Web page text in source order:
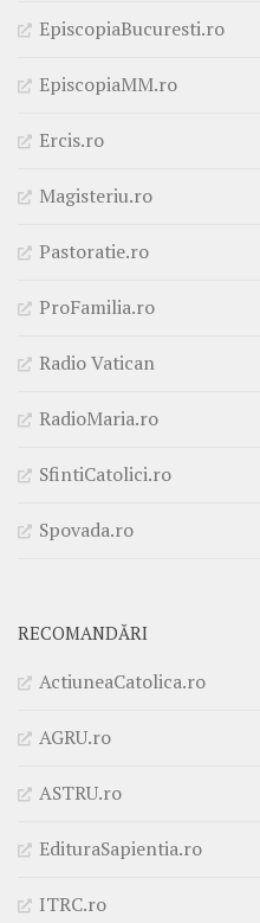
EpiscopiaBucuresti.ro
EpiscopiaMM.ro
Ercis.ro
Magisteriu.ro
Pastoratie.ro
ProFamilia.ro
Radio Vatican
RadioMaria.ro
SfintiCatolici.ro
Spovada.ro
RECOMANDĂRI
ActiuneaCatolica.ro
AGRU.ro
ASTRU.ro
EdituraSapientia.ro
ITRC.ro